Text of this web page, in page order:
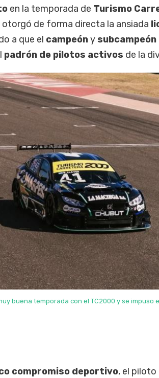
en la temporada de Turismo
de forma directa la ansiada
a que el campeóny subcampeón
padrón de pilotos activos de la
buena temporada con el TC2000 y se impuso
compromiso deportivo, el piloto